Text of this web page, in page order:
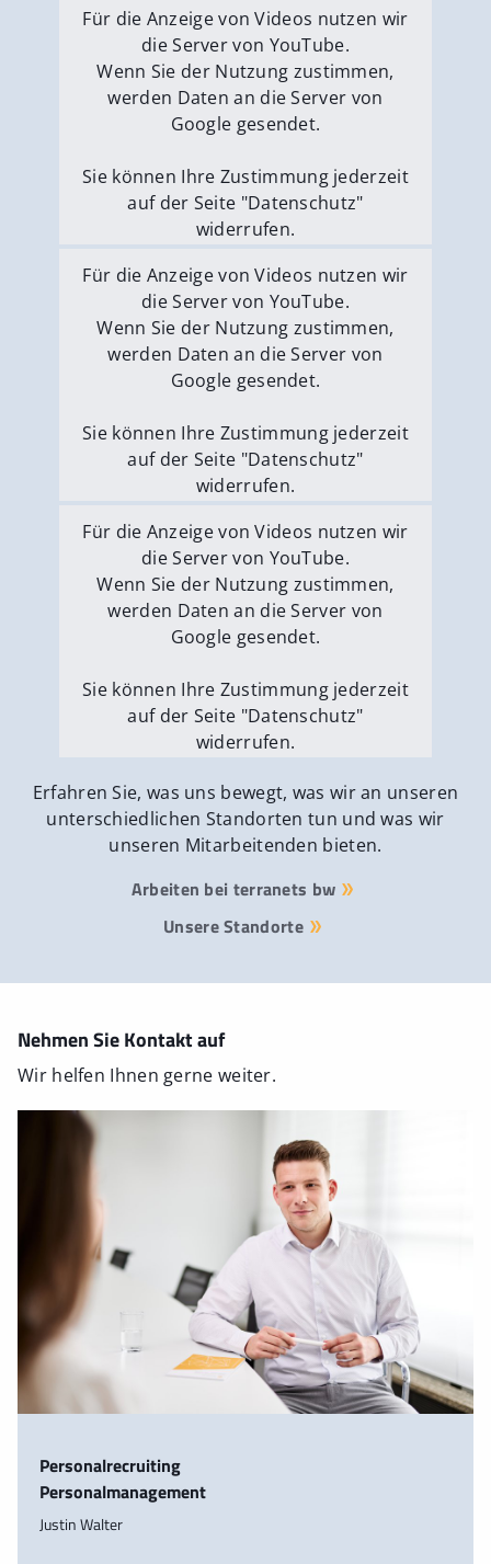
Für die Anzeige von Videos nutzen wir
die Server von YouTube.
Wenn Sie der Nutzung zustimmen,
werden Daten an die Server von
Google gesendet.
Sie können Ihre Zustimmung jederzeit
auf der Seite "Datenschutz"
widerrufen.
Externe Medien erlauben
Für die Anzeige von Videos nutzen wir
die Server von YouTube.
Wenn Sie der Nutzung zustimmen,
werden Daten an die Server von
Google gesendet.
Sie können Ihre Zustimmung jederzeit
auf der Seite "Datenschutz"
widerrufen.
Externe Medien erlauben
Für die Anzeige von Videos nutzen wir
die Server von YouTube.
Wenn Sie der Nutzung zustimmen,
werden Daten an die Server von
Google gesendet.
Sie können Ihre Zustimmung jederzeit
auf der Seite "Datenschutz"
widerrufen.
Externe Medien erlauben
Erfahren Sie, was uns bewegt, was wir an unseren
unterschiedlichen Standorten tun und was wir
unseren Mitarbeitenden bieten.
Arbeiten bei terranets bw
Unsere Standorte
Nehmen Sie Kontakt auf
Wir helfen Ihnen gerne weiter.
Personalrecruiting
Personalmanagement
Justin Walter